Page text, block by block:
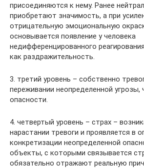
присоединяются к нему. Ранее
приобретают значимость, а при
отрицательную эмоциональную
основывается появление у человека
недифференцированного
как раздражительность.
3. третий уровень – собственно
переживании неопределенной угрозы,
опасности.
4. четвертый уровень – страх –
нарастании тревоги и проявляется в
конкретизации неопределенной
объекты, с которыми связывается
обязательно отражают реальную